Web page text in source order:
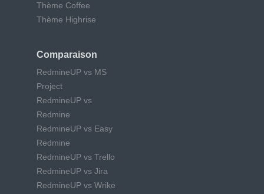
Thème Coffee
Thème Highrise
Comparaison
RedmineUP vs MS
Project
RedmineUP vs
Redmine
RedmineUP vs Easy
Redmine
RedmineUP vs Trello
RedmineUP vs Jira
RedmineUP vs Wrike